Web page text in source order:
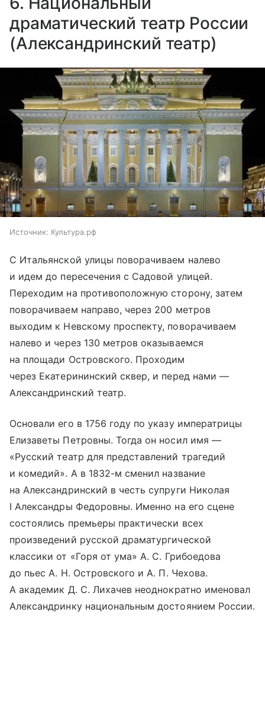
драматический театр России
(Александринский театр)
Источник: Культура.рф
С Итальянской улицы поворачиваем налево
и идем до пересечения с Садовой улицей.
Переходим на противоположную сторону, затем
поворачиваем направо, через 200 метров
выходим к Невскому проспекту, поворачиваем
налево и через 130 метров оказываемся
на площади Островского. Проходим
через Екатерининский сквер, и перед нами —
Александринский театр.
Основали его в 1756 году по указу императрицы
Елизаветы Петровны. Тогда он носил имя —
«Русский театр для представлений трагедий
и комедий». А в 1832-м сменил название
на Александринский в честь супруги Николая
I Александры Федоровны. Именно на его сцене
состоялись премьеры практически всех
произведений русской драматургической
классики от «Горя от ума» А. С. Грибоедова
до пьес А. Н. Островского и А. П. Чехова.
А академик Д. С. Лихачев неоднократно именовал
Александринку национальным достоянием России.